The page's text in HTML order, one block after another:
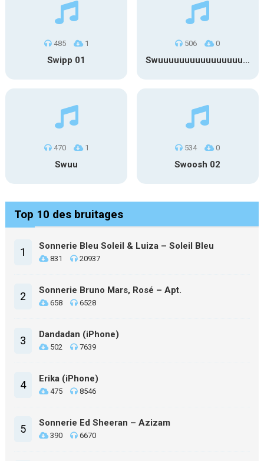
485 1
Swipp 01
506 0
Swuuuuuuuuuuuuuuuuuuuuuu
470 1
Swuu
534 0
Swoosh 02
Top 10 des bruitages
1 Sonnerie Bleu Soleil & Luiza – Soleil Bleu
831 20937
2 Sonnerie Bruno Mars, Rosé – Apt.
658 6528
3 Dandadan (iPhone)
502 7639
4 Erika (iPhone)
475 8546
5 Sonnerie Ed Sheeran – Azizam
390 6670